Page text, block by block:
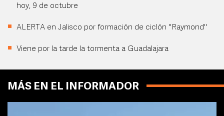
hoy, 9 de octubre
ALERTA en Jalisco por formación de ciclón "Raymond"
Viene por la tarde la tormenta a Guadalajara
MÁS EN EL INFORMADOR